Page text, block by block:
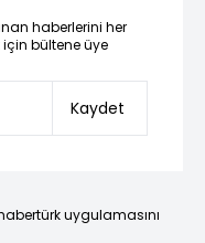
haberlerini her
bültene üye
Kaydet
uygulamasını